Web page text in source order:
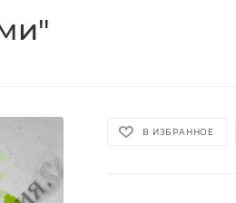
В ИЗБРАННОЕ